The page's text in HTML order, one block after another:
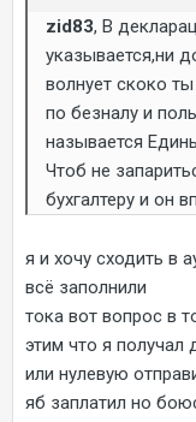
zid83, В
указывается,ни
волнует скоко
по безналу и
называется
Чтоб не
бухгалтеру и он
я и хочу сходить в
всё заполнили
тока вот вопрос в
этим что я получал
или нулевую
яб заплатил но